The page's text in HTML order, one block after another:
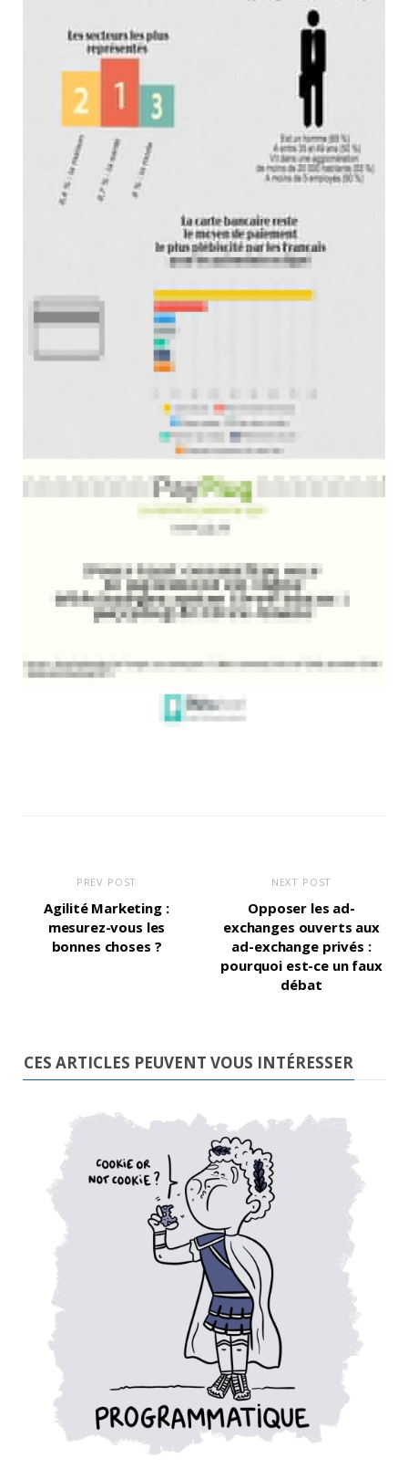
PREV POST
Agilité Marketing :
mesurez-vous les
bonnes choses ?
NEXT POST
Opposer les ad-
exchanges ouverts aux
ad-exchange privés :
pourquoi est-ce un faux
débat
CES ARTICLES PEUVENT VOUS INTÉRESSER